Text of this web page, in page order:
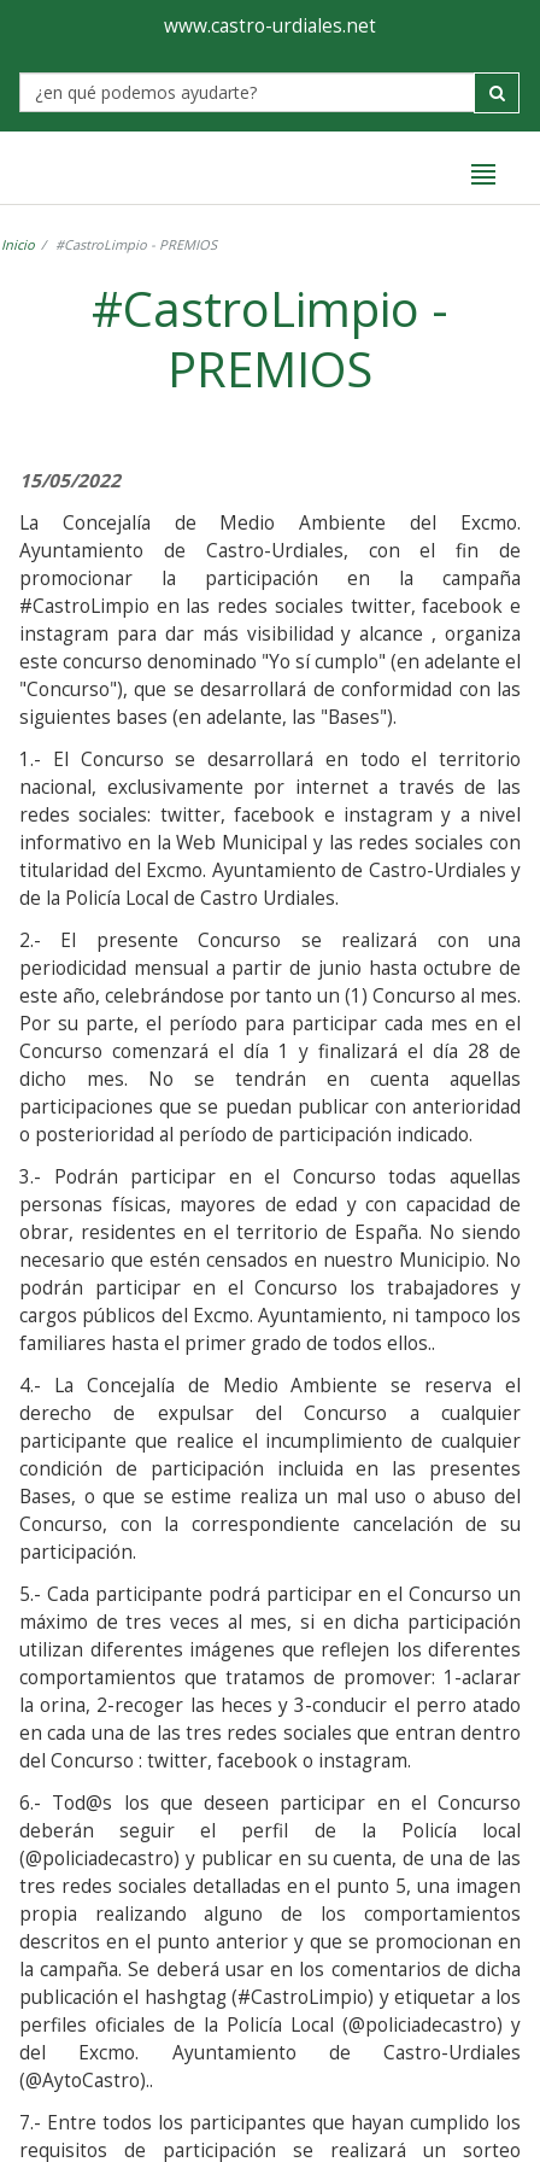
Ayuntamiento
de
Castro-
www.castro-urdiales.net
Label
Inicio #CastroLimpio - PREMIOS
#CastroLimpio -
PREMIOS
15/05/2022
La Concejalía de Medio Ambiente del Excmo.
Ayuntamiento de Castro-Urdiales, con el fin de
promocionar la participación en la campaña
#CastroLimpio en las redes sociales twitter, facebook e
instagram para dar más visibilidad y alcance , organiza
este concurso denominado "Yo sí cumplo" (en adelante el
"Concurso"), que se desarrollará de conformidad con las
siguientes bases (en adelante, las "Bases").
1.- El Concurso se desarrollará en todo el territorio
nacional, exclusivamente por internet a través de las
redes sociales: twitter, facebook e instagram y a nivel
informativo en la Web Municipal y las redes sociales con
titularidad del Excmo. Ayuntamiento de Castro-Urdiales y
de la Policía Local de Castro Urdiales.
2.- El presente Concurso se realizará con una
periodicidad mensual a partir de junio hasta octubre de
este año, celebrándose por tanto un (1) Concurso al mes.
Por su parte, el período para participar cada mes en el
Concurso comenzará el día 1 y finalizará el día 28 de
dicho mes. No se tendrán en cuenta aquellas
participaciones que se puedan publicar con anterioridad
o posterioridad al período de participación indicado.
3.- Podrán participar en el Concurso todas aquellas
personas físicas, mayores de edad y con capacidad de
obrar, residentes en el territorio de España. No siendo
necesario que estén censados en nuestro Municipio. No
podrán participar en el Concurso los trabajadores y
cargos públicos del Excmo. Ayuntamiento, ni tampoco los
familiares hasta el primer grado de todos ellos..
4.- La Concejalía de Medio Ambiente se reserva el
derecho de expulsar del Concurso a cualquier
participante que realice el incumplimiento de cualquier
condición de participación incluida en las presentes
Bases, o que se estime realiza un mal uso o abuso del
Concurso, con la correspondiente cancelación de su
participación.
5.- Cada participante podrá participar en el Concurso un
máximo de tres veces al mes, si en dicha participación
utilizan diferentes imágenes que reflejen los diferentes
comportamientos que tratamos de promover: 1-aclarar
la orina, 2-recoger las heces y 3-conducir el perro atado
en cada una de las tres redes sociales que entran dentro
del Concurso : twitter, facebook o instagram.
6.- Tod@s los que deseen participar en el Concurso
deberán seguir el perfil de la Policía local
(@policiadecastro) y publicar en su cuenta, de una de las
tres redes sociales detalladas en el punto 5, una imagen
propia realizando alguno de los comportamientos
descritos en el punto anterior y que se promocionan en
la campaña. Se deberá usar en los comentarios de dicha
publicación el hashgtag (#CastroLimpio) y etiquetar a los
perfiles oficiales de la Policía Local (@policiadecastro) y
del Excmo. Ayuntamiento de Castro-Urdiales
(@AytoCastro)..
7.- Entre todos los participantes que hayan cumplido los
requisitos de participación se realizará un sorteo